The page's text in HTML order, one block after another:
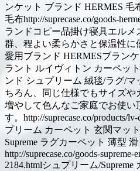
ンケット ブランド HERMES 毛
毛布http://suprecase.co/goods-
ランドコピー品掛け寝具エル
群、程よい柔らかさと保温性
愛用ブランド HERMESブラン
ラント ルイヴィトン カーペッ
ンド シュプリーム 絨毯/ラグ/
ちろん、同じ仕様でもサイズ
増やして色んなご家庭でお使い
す。http://suprecase.co/products/lv-
プリーム カーペット 玄関マッ
Supreme ラグカーペット 薄型
http://suprecase.co/goods-supreme-
2184.htmlシュプリーム/